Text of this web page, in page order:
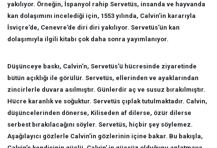
yakılıyor. Örneğin, İspanyol rahip Servetüs, insanda ve hayvanda
kan dolaşımını incelediği için, 1553 yılında, Calvin’in kararıyla
İsviçre’de, Cenevre’de diri diri yakılıyor. Servetüs’ün kan
dolaşımıyla ilgili kitabı çok daha sonra yayımlanıyor.
Düşünceye baskı, Calvin’n, Servetüs’ü hücresinde ziyaretinde
bütün açıklığı ile görülür. Servetüs, ellerinden ve ayaklarından
zincirlerle duvara asılmıştır. Günlerdir aç ve susuz bırakılmıştır.
Hücre karanlık ve soğuktur. Servetüs çıplak tutulmaktadır. Calvin,
düşüncelerinden dönerse, Kiliseden af dilerse, özür dilerse
serbest bırakılacağını söyler. Servetüs, hiçbir şey söylemez.
Aşağılayıcı gözlerle Calvin’in gözlerinin içine bakar. Bu bakışla,